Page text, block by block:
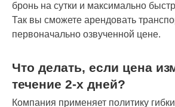
бронь на сутки и максимально
Так вы сможете арендовать
первоначально озвученной цене.
Что делать, если цена
течение 2-х дней?
Компания применяет политику